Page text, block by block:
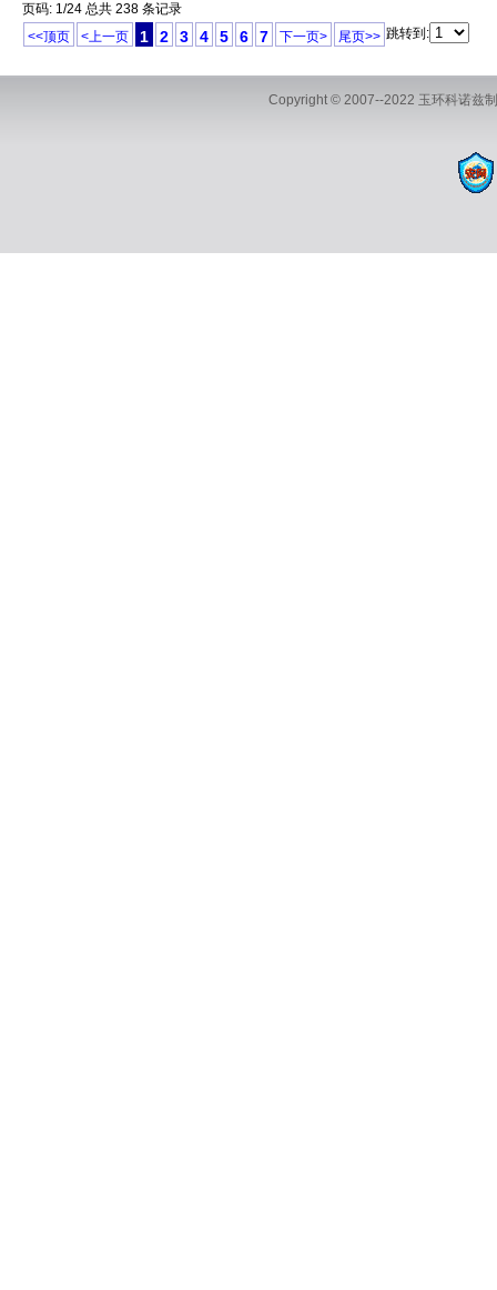
页码: 1/24 总共 238 条记录
<<顶页
<上一页 1 2 3 4 5 6 7 下一页> 尾页>> 跳转到:
Copyright © 2007--2022 玉环科诺兹
地址：浙江